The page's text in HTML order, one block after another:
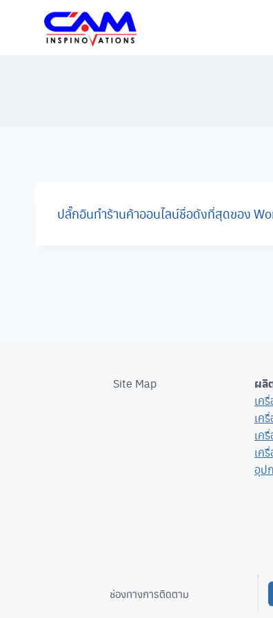
ปลั๊กอินทำร้านค้าออนไลน์ชื่อดังที่สุดของ
Site Map
ผลิ
เค
เค
เค
เค
อุป
ช่องทางการติดตาม